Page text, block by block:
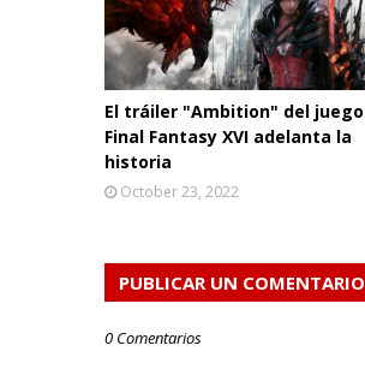
El tráiler "Ambition" del juego
Final Fantasy XVI adelanta la
historia
October 23, 2022
PUBLICAR UN COMENTARIO
0 Comentarios